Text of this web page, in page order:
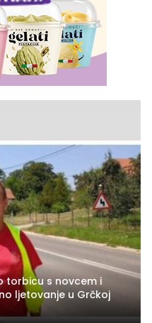
torbicu s novcem i
ljetovanje u Grčkoj